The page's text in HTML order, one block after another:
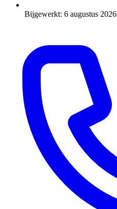
Bijgewerkt: 6 augustus 2026